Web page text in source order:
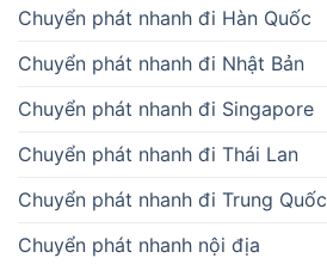
Chuyển phát nhanh đi Hàn Quốc
Chuyển phát nhanh đi Nhật Bản
Chuyển phát nhanh đi Singapore
Chuyển phát nhanh đi Thái Lan
Chuyển phát nhanh đi Trung Quốc
Chuyển phát nhanh nội địa